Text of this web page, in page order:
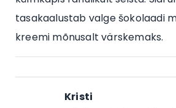
tasakaalustab valge šokolaadi
kreemi mõnusalt värskemaks.
Kristi